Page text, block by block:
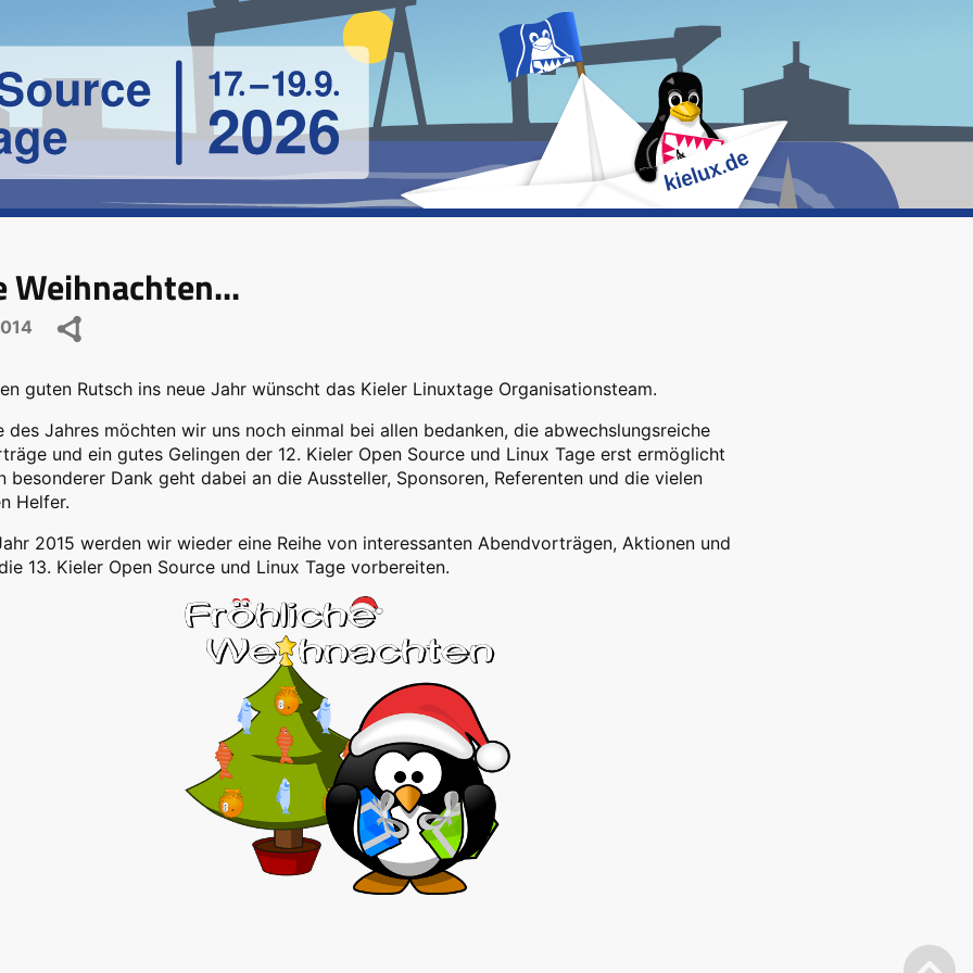
Weihnachten...
guten Rutsch ins neue Jahr wünscht das Kieler Linuxtage Organisationsteam.
des Jahres möchten wir uns noch einmal bei allen bedanken, die abwechslungsreiche
und ein gutes Gelingen der 12. Kieler Open Source und Linux Tage erst ermöglicht
besonderer Dank geht dabei an die Aussteller, Sponsoren, Referenten und die vielen
Helfer.
2015 werden wir wieder eine Reihe von interessanten Abendvorträgen, Aktionen und
13. Kieler Open Source und Linux Tage vorbereiten.